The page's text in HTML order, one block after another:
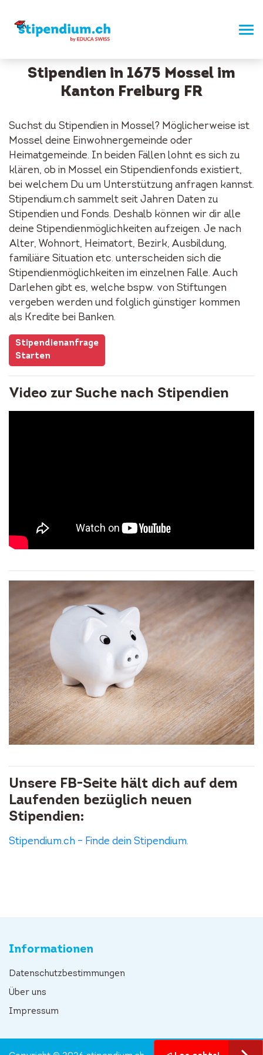
Stipendien in 1675 Mossel im
Kanton Freiburg FR
Suchst du Stipendien in Mossel? Möglicherweise ist
Mossel deine Einwohnergemeinde oder
Heimatgemeinde. In beiden Fällen lohnt es sich zu
klären, ob in Mossel ein Stipendienfonds existiert,
bei welchem Du um Unterstützung anfragen kannst.
Stipendium.ch sammelt seit Jahren Daten zu
Stipendien und Fonds. Deshalb können wir dir alle
deine Stipendienmöglichkeiten aufzeigen. Je nach
Alter, Wohnort, Heimatort, Bezirk, Ausbildung,
familiäre Situation etc. unterscheiden sich die
Stipendienmöglichkeiten im einzelnen Falle. Auch
Darlehen gibt es, welche bspw. von Stiftungen
vergeben werden und folglich günstiger kommen
als Kredite bei Banken.
Stipendienanfrage
Starten
Video zur Suche nach Stipendien
Unsere FB-Seite hält dich auf dem
Laufenden bezüglich neuen
Stipendien:
Stipendium.ch – Finde dein Stipendium.
Informationen
Datenschutzbestimmungen
Über uns
Impressum